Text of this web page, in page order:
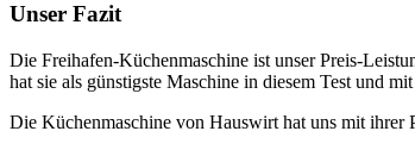
Unser Fazit
Die Freihafen-Küchenmaschine ist unser Preis-
hat sie als günstigste Maschine in diesem Test und
Die Küchenmaschine von Hauswirt hat uns mit ihrer